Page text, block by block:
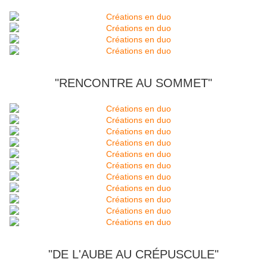
"RENCONTRE AU SOMMET"
"DE L'AUBE AU CRÉPUSCULE"